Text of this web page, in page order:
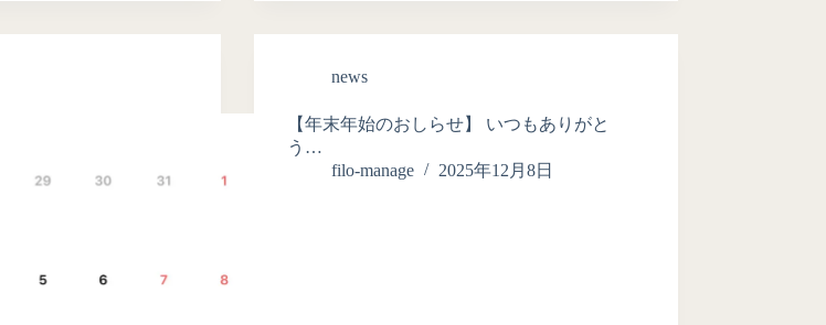
news
【年末年始のおしらせ】 いつもありがと
う…
filo-manage
2025年12月8日